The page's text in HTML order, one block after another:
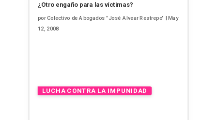
¿Otro engaño para las víctimas?
porColectivo de Abogados "José Alvear Restrepo" |May
12, 2008